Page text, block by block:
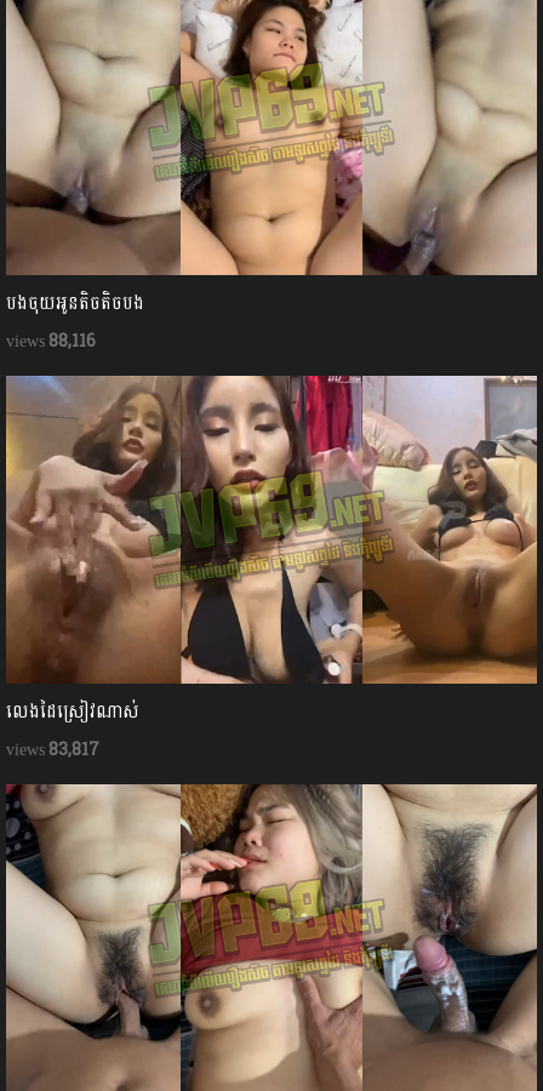
បងចុយអូនតិចតិចបង
88,116
លេងដៃស្រៀវណាស់
83,817